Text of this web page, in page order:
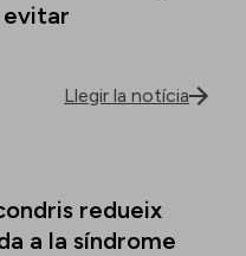
evitar
Llegir la notícia
redueix
a la síndrome